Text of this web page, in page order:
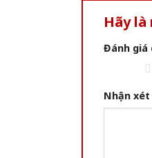
Hãy
Đánh giá
Nhận